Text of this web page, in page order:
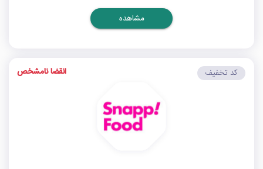
مشاهده
کد تخفیف انقضا نامشخص